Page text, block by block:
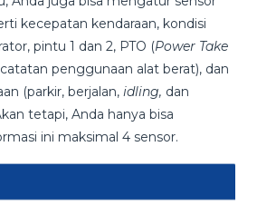
kecepatan kendaraan, kondisi
pintu 1 dan 2, PTO (Power Take
penggunaan alat berat), dan
(parkir, berjalan,idling, dan
tetapi, Anda hanya bisa
ini maksimal 4 sensor.